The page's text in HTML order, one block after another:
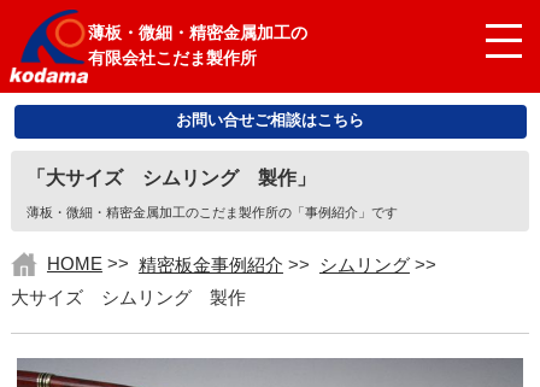
薄板・微細・精密金属加工の
有限会社こだま製作所
お問い合せご相談はこちら
「大サイズ シムリング 製作」
薄板・微細・精密金属加工のこだま製作所の「事例紹介」です
HOME >> 精密板金事例紹介 >> シムリング>>
大サイズ シムリング 製作